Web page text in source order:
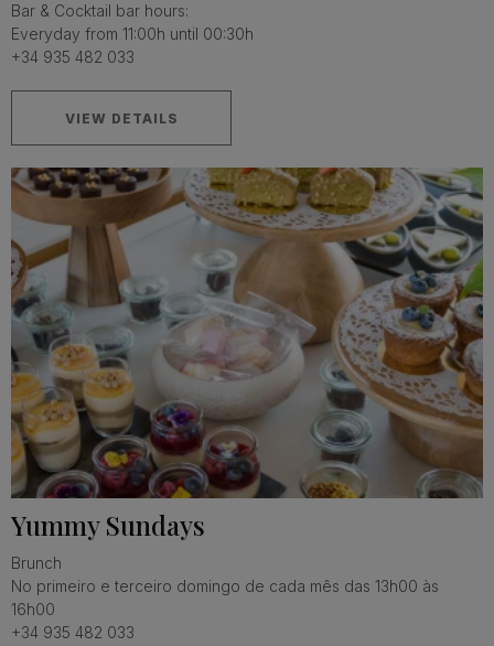
Bar & Cocktail bar hours:
Everyday from 11:00h until 00:30h
+34 935 482 033
VIEW DETAILS
Yummy Sundays
Brunch
No primeiro e terceiro domingo de cada mês das 13h00 às
16h00
+34 935 482 033